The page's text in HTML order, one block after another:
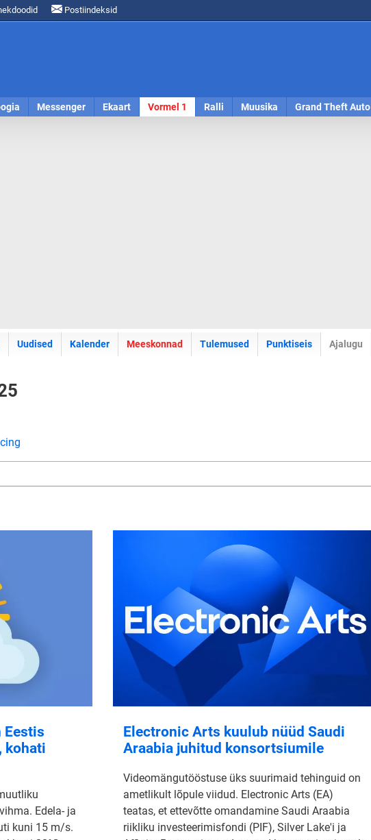
Postiindeksid
Messenger Ekaart Vormel 1 Ralli Muusika Grand Theft Auto
Uudised Kalender Meeskonnad Tulemused Punktiseis Ajalugu
Eestis
kohati
Edela- ja
kuni 15 m/s.
Electronic Arts kuulub nüüd Saudi
Araabia juhitud konsortsiumile
Videomängutööstuse üks suurimaid tehinguid on
ametlikult lõpule viidud. Electronic Arts (EA)
teatas, et ettevõtte omandamine Saudi Araabia
riikliku investeerimisfondi (PIF), Silver Lake'i ja